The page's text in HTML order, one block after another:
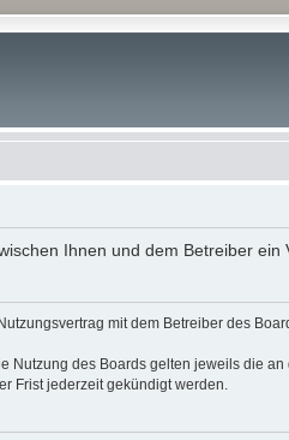
Ihnen und dem Betreiber
mit dem Betreiber des
des Boards gelten jeweils die
Frist jederzeit gekündigt werden.